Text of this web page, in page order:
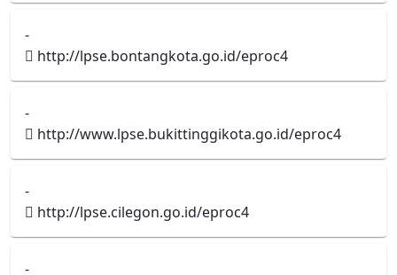
-
http://lpse.bontangkota.go.id/eproc4
-
http://www.lpse.bukittinggikota.go.id/eproc4
-
http://lpse.cilegon.go.id/eproc4
-